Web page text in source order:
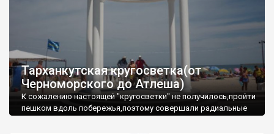
Тарханкутская кругосветка(от
Черноморского до Атлеша)
К сожалению настоящей "кругосветки" не получилось,пройти
пешком вдоль побережья,поэтому совершали радиальные